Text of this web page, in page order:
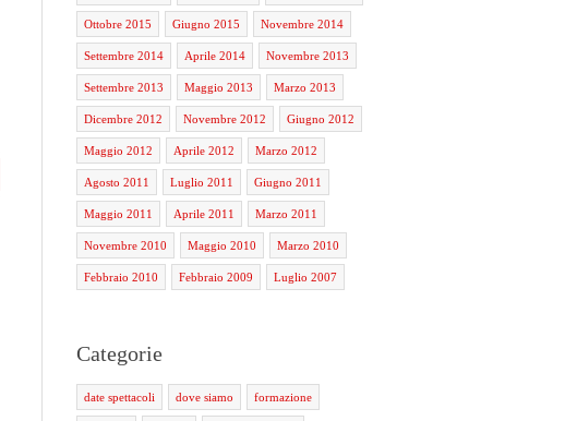
Ottobre 2015 Giugno 2015 Novembre 2014
Settembre 2014 Aprile 2014 Novembre 2013
Settembre 2013 Maggio 2013 Marzo 2013
Dicembre 2012 Novembre 2012 Giugno 2012
Maggio 2012 Aprile 2012 Marzo 2012
Agosto 2011 Luglio 2011 Giugno 2011
Maggio 2011 Aprile 2011 Marzo 2011
Novembre 2010 Maggio 2010 Marzo 2010
Febbraio 2010 Febbraio 2009 Luglio 2007
Categorie
date spettacoli dove siamo formazione